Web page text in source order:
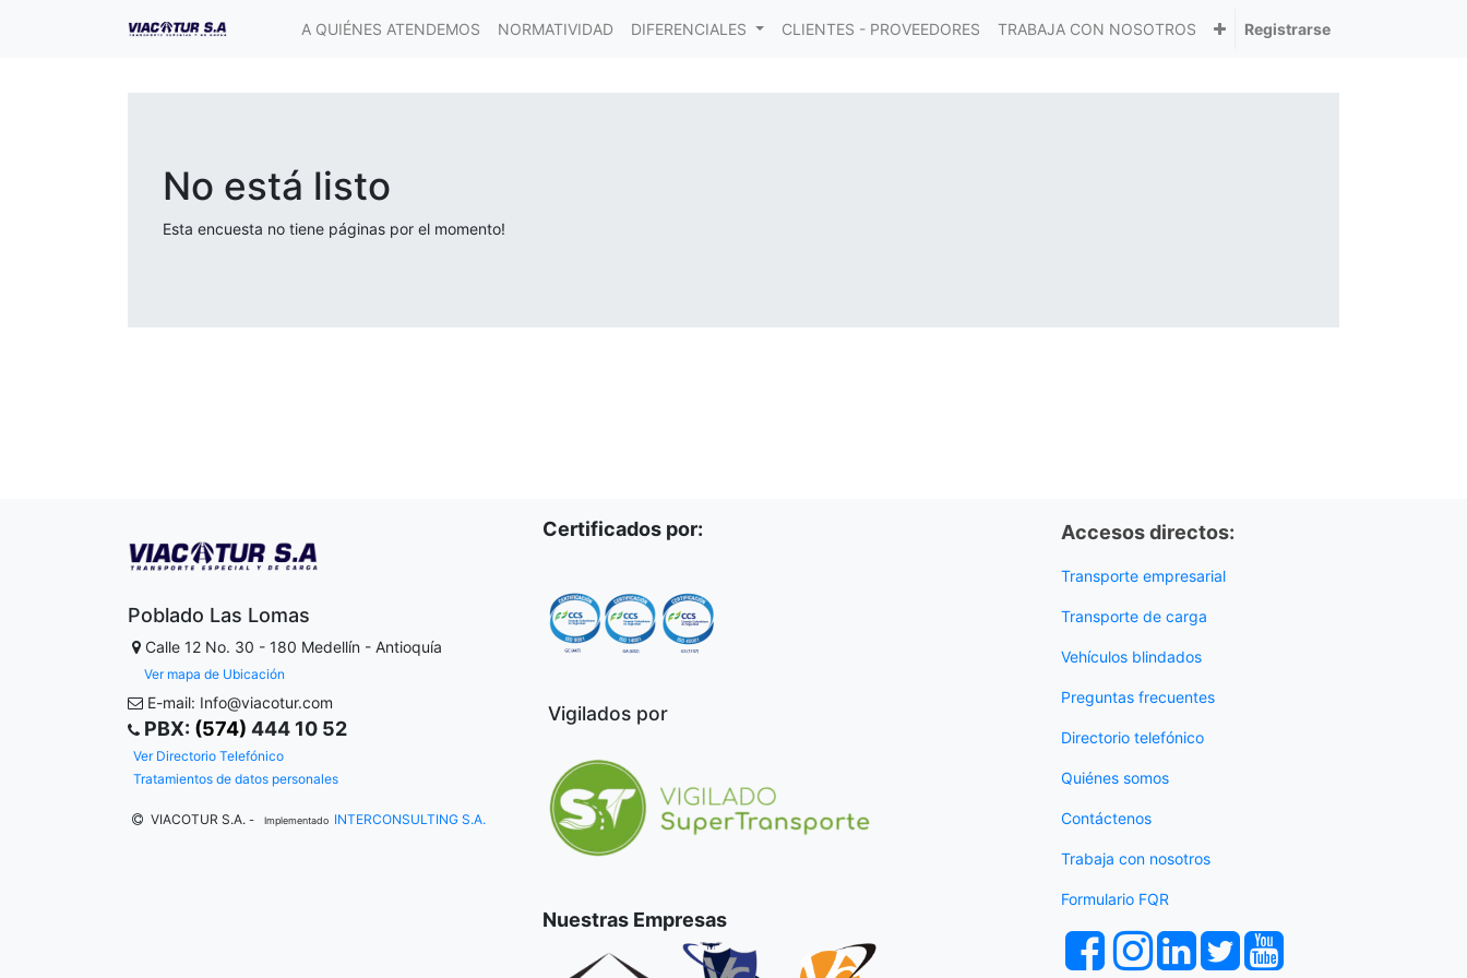
A QUIÉNES ATENDEMOS NORMATIVIDAD DIFERENCIALES CLIENTES - PROVEEDORES TRABAJA CON NOSOTROS Registrarse
No está listo
Esta encuesta no tiene páginas por el momento!
Poblado Las Lomas
Calle 12 No. 30 - 180 Medellín - Antioquía
Ver mapa de Ubicación
E-mail: Info@viacotur.com
PBX: (574) 444 10 52
Ver Directorio Telefónico
Tratamientos de datos personales
VIACOTUR S.A. - Implementado INTERCONSULTING S.A.
Certificados por:
Vigilados por
Nuestras Empresas
Accesos directos:
Transporte empresarial
Transporte de carga
Vehículos blindados
Preguntas frecuentes
Directorio telefónico
Quiénes somos
Contáctenos
Trabaja con nosotros
Formulario FQR